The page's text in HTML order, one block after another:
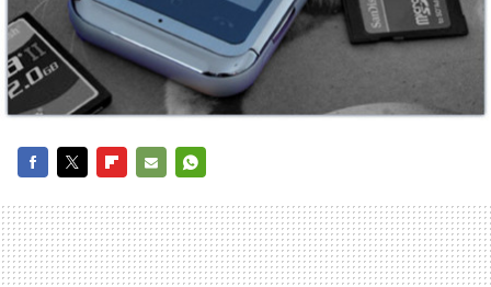
MAIL